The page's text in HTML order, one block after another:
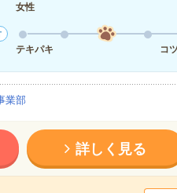
女性
テキパキ
コ
業部
詳しく見る